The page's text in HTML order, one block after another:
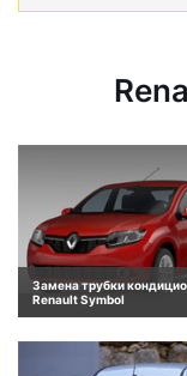
Замена трубки
Renault Symbol